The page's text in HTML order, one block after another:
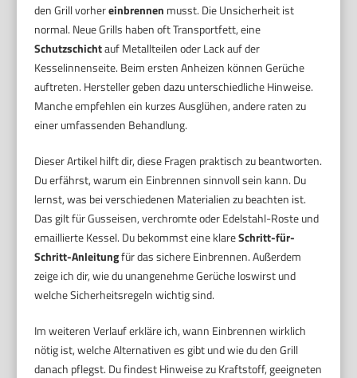
den Grill vorhereinbrennen musst. Die Unsicherheit ist
normal. Neue Grills haben oft Transportfett, eine
Schutzschichtauf Metallteilen oder Lack auf der
Kesselinnenseite. Beim ersten Anheizen können Gerüche
auftreten. Hersteller geben dazu unterschiedliche Hinweise.
Manche empfehlen ein kurzes Ausglühen, andere raten zu
einer umfassenden Behandlung.
Dieser Artikel hilft dir, diese Fragen praktisch zu beantworten.
Du erfährst, warum ein Einbrennen sinnvoll sein kann. Du
lernst, was bei verschiedenen Materialien zu beachten ist.
Das gilt für Gusseisen, verchromte oder Edelstahl-Roste und
emaillierte Kessel. Du bekommst eine klareSchritt-für-
Schritt-Anleitungfür das sichere Einbrennen. Außerdem
zeige ich dir, wie du unangenehme Gerüche loswirst und
welche Sicherheitsregeln wichtig sind.
Im weiteren Verlauf erkläre ich, wann Einbrennen wirklich
nötig ist, welche Alternativen es gibt und wie du den Grill
danach pflegst. Du findest Hinweise zu Kraftstoff, geeigneten